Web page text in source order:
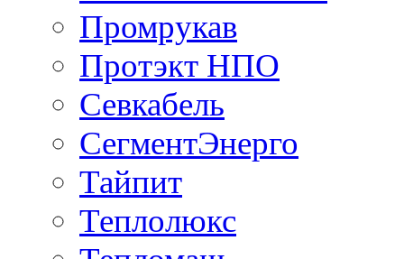
Промрукав
Протэкт НПО
Севкабель
СегментЭнерго
Тайпит
Теплолюкс